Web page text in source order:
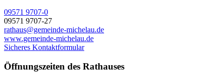
09571 9707-0
09571 9707-27
rathaus@gemeinde-michelau.de
www.gemeinde-michelau.de
Sicheres Kontaktformular
Öffnungszeiten des Rathauses